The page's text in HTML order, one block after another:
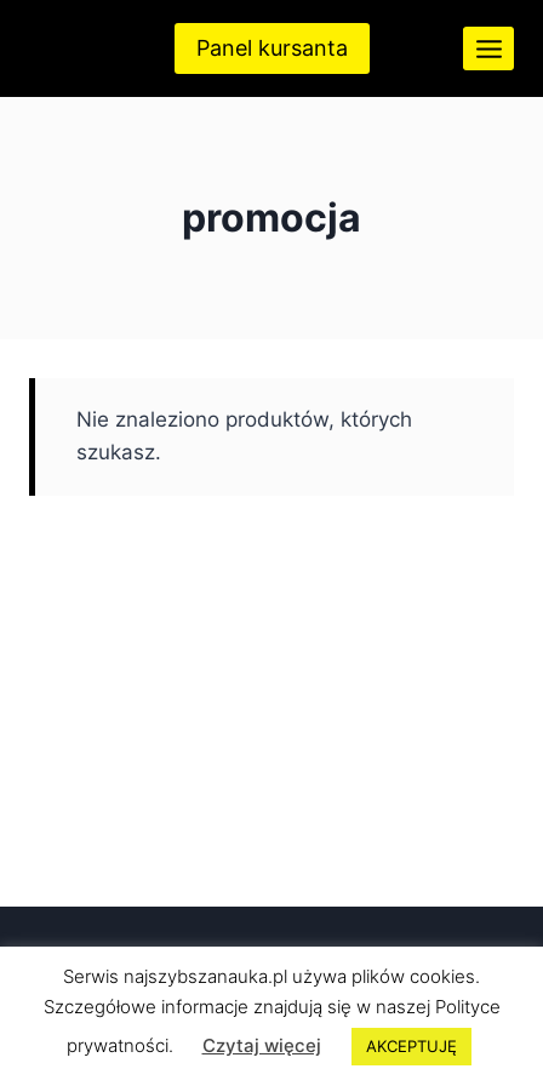
Panel kursanta
promocja
Nie znaleziono produktów, których
szukasz.
© 2026 Najszybszanauka
Polityka prywatności|Regulamin sklepu
Serwis najszybszanauka.pl używa plików cookies.
Szczegółowe informacje znajdują się w naszej Polityce
prywatności.
Czytaj więcej AKCEPTUJĘ